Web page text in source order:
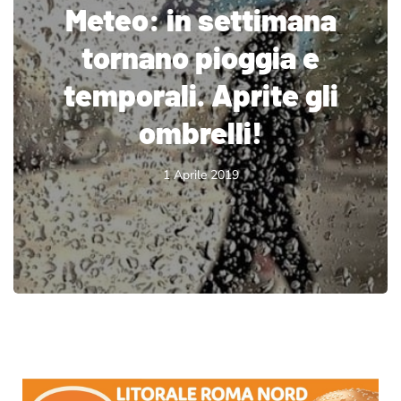
Meteo: in settimana
tornano pioggia e
temporali. Aprite gli
ombrelli!
1 Aprile 2019